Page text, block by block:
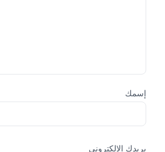
إسمك
بريدك الإلكتروني